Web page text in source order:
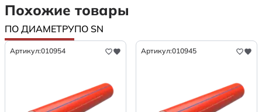
Похожие товары
ПО ДИАМЕТРУПО SN
Артикул:010954 Артикул:010945